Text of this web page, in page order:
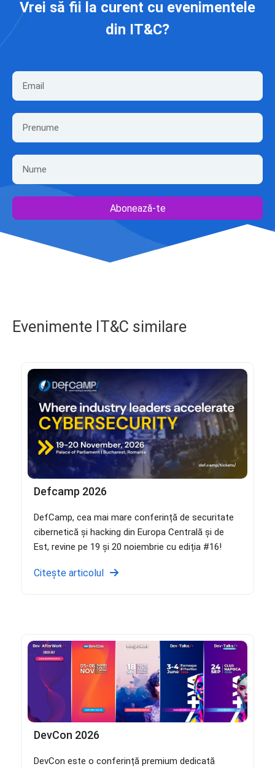
Vrei să fii la curent cu evenimentele
din IT&C?
Abonează-te
Evenimente IT&C similare
Defcamp 2026
DefCamp, cea mai mare conferință de securitate
cibernetică și hacking din Europa Centrală și de
Est, revine pe 19 și 20 noiembrie cu ediția #16!
Citește articolul
DevCon 2026
DevCon este o conferință premium dedicată